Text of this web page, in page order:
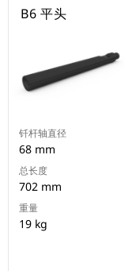
B6 平头
钎杆轴直径
68 mm
总长度
702 mm
重量
19 kg